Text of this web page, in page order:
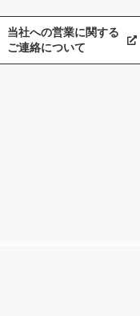
当社への営業に関する
ご連絡について